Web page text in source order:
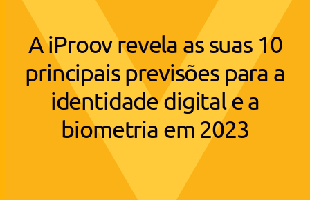
A iProov revela as suas 10
principais previsões para a
identidade digital e a
biometria em 2023